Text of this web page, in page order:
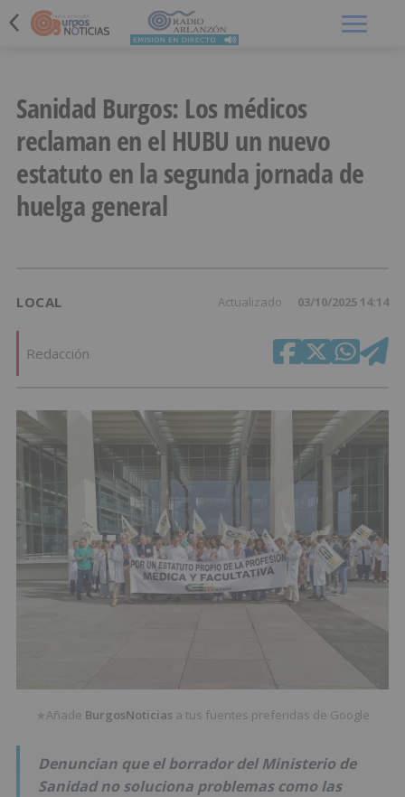
Sanidad Burgos: Los médicos
reclaman en el HUBU un nuevo
estatuto en la segunda jornada de
huelga general
LOCAL Actualizado 03/10/2025 14:14
Redacción
★Añade BurgosNoticias a tus fuentes preferidas de Google
Denuncian que el borrador del Ministerio de
Sanidad no soluciona problemas como las